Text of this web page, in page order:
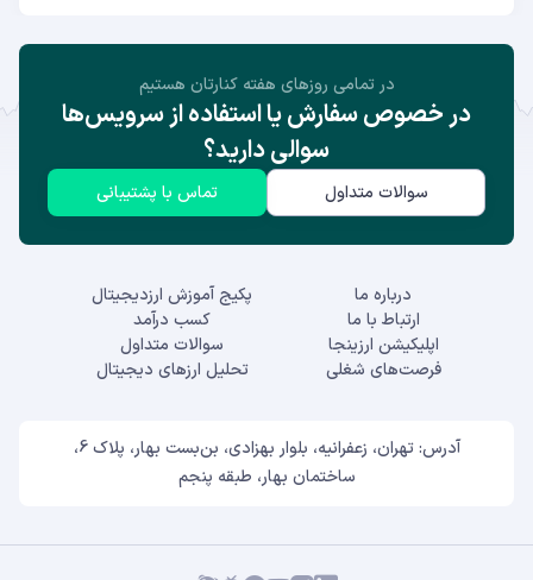
در تمامی روز‌های هفته کنارتان هستیم
در خصوص سفارش یا استفاده از سرویس‌ها
سوالی دارید؟
سوالات متداول تماس با پشتیبانی
درباره ما
ارتباط با ما
اپلیکیشن ارزینجا
فرصت‌های شغلی
پکیج آموزش ارزدیجیتال
کسب درآمد
سوالات متداول
تحلیل ارزهای دیجیتال
آدرس: تهران، زعفرانیه، بلوار بهزادی، بن‌بست بهار، پلاک 6،
ساختمان بهار، طبقه پنجم